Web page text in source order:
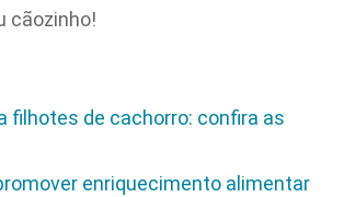
cãozinho!
filhotes de cachorro: confira as
enriquecimento alimentar